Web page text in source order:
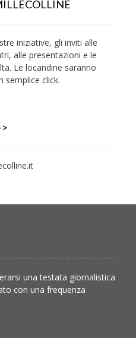
iniziative, gli inviti alle
alle presentazioni e le
Le locandine saranno
semplice click.
una testata giornalistica
con una frequenza